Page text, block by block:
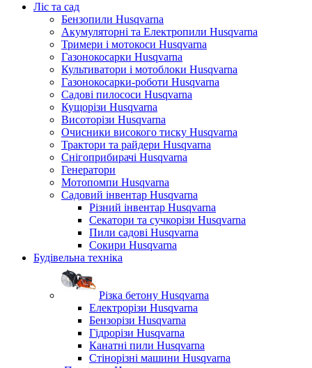
Ліс та сад
Бензопили Husqvarna
Акумуляторні та Електропили Husqvarna
Тримери і мотокоси Husqvarna
Газонокосарки Husqvarna
Культиватори і мотоблоки Husqvarna
Газонокосарки-роботи Husqvarna
Садові пилососи Husqvarna
Кущорізи Husqvarna
Висоторізи Husqvarna
Очисники високого тиску Husqvarna
Трактори та райдери Husqvarna
Снігоприбирачі Husqvarna
Генератори
Мотопомпи Husqvarna
Садовий інвентар Husqvarna
Різний інвентар Husqvarna
Секатори та сучкорізи Husqvarna
Пили садові Husqvarna
Сокири Husqvarna
Будівельна техніка
Різка бетону Husqvarna
Електрорізи Husqvarna
Бензорізи Husqvarna
Гідрорізи Husqvarna
Канатні пили Husqvarna
Стінорізні машини Husqvarna